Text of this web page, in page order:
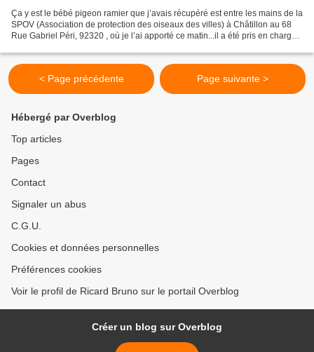
Ça y est le bébé pigeon ramier que j’avais récupéré est entre les mains de la
SPOV (Association de protection des oiseaux des villes) à Châtillon au 68
Rue Gabriel Péri, 92320 , où je l’ai apporté ce matin...il a été pris en charge
< Page précédente Page suivante >
Hébergé par Overblog
Top articles
Pages
Contact
Signaler un abus
C.G.U.
Cookies et données personnelles
Préférences cookies
Voir le profil de Ricard Bruno sur le portail Overblog
Créer un blog sur Overblog